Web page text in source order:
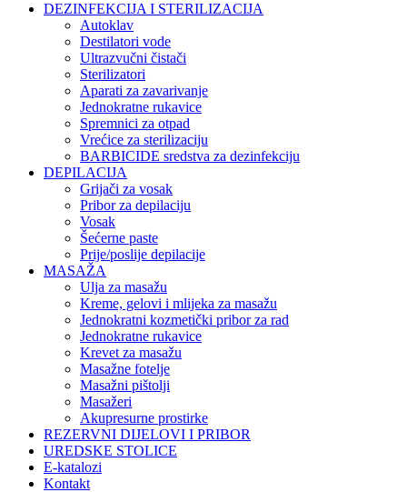
DEZINFEKCIJA I STERILIZACIJA
Autoklav
Destilatori vode
Ultrazvučni čistači
Sterilizatori
Aparati za zavarivanje
Jednokratne rukavice
Spremnici za otpad
Vrećice za sterilizaciju
BARBICIDE sredstva za dezinfekciju
DEPILACIJA
Grijači za vosak
Pribor za depilaciju
Vosak
Šećerne paste
Prije/poslije depilacije
MASAŽA
Ulja za masažu
Kreme, gelovi i mlijeka za masažu
Jednokratni kozmetički pribor za rad
Jednokratne rukavice
Krevet za masažu
Masažne fotelje
Masažni pištolji
Masažeri
Akupresurne prostirke
REZERVNI DIJELOVI I PRIBOR
UREDSKE STOLICE
E-katalozi
Kontakt